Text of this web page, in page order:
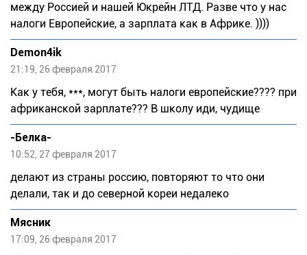
между Россией и нашей Юкрейн ЛТД. Разве что у нас
налоги Европейские, а зарплата как в Африке. ))))
Demon4ik
21:19, 26 февраля 2017
Как у тебя, ***, могут быть налоги европейские???? при
африканской зарплате??? В школу иди, чудище
-Белка-
10:52, 27 февраля 2017
делают из страны россию, повторяют то что они
делали, так и до северной кореи недалеко
Мясник
17:09, 26 февраля 2017